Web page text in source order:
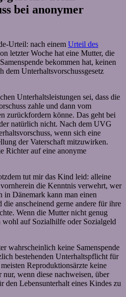
bei anonymer
Urteil: nach einem Urteil des
letzter Woche hat eine Mutter, die
bekommen hat, keinen
dem Unterhaltsvorschussgesetz
Unterhaltsleistungen sei, dass die
zahle und dann vom
zurückfordern könne. Das geht bei
natürlich nicht. Nach dem UVG
wenn sich eine
der Vaterschaft mitzuwirken.
Richter auf eine anonyme
tut mir das Kind leid: alleine
die Kenntnis verwehrt, wer
in Dänemark kann man einen
anscheinend gerne andere für ihre
Wenn die Mutter nicht genug
auf Sozialhilfe oder Sozialgeld
wahrscheinlich keine Samenspende
bestehenden Unterhaltspflicht für
Reproduktionsärzte keine
nur, wenn diese nachweisen, über
den Lebensunterhalt eines Kindes zu